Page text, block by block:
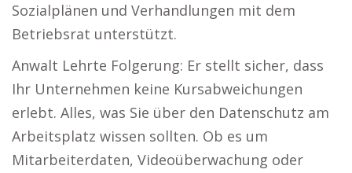
Sozialplänen und Verhandlungen mit dem
Betriebsrat unterstützt.
Anwalt Lehrte Folgerung: Er stellt sicher, dass
Ihr Unternehmen keine Kursabweichungen
erlebt. Alles, was Sie über den Datenschutz am
Arbeitsplatz wissen sollten. Ob es um
Mitarbeiterdaten, Videoüberwachung oder